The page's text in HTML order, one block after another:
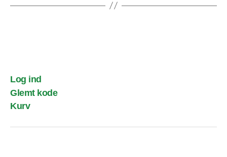
Log ind
Glemt kode
Kurv